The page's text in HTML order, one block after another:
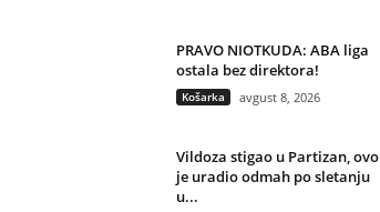
PRAVO NIOTKUDA: ABA liga
ostala bez direktora!
Košarka avgust 8, 2026
Vildoza stigao u Partizan, ovo
je uradio odmah po sletanju
u...